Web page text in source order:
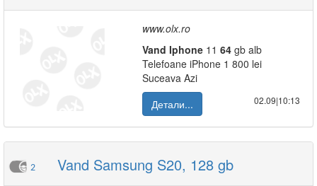
www.olx.ro
Vand Iphone 11 64 gb alb
Telefoane iPhone 1 800 lei
Suceava Azi
Детали...
02.09|10:13
2 Vand Samsung S20, 128 gb